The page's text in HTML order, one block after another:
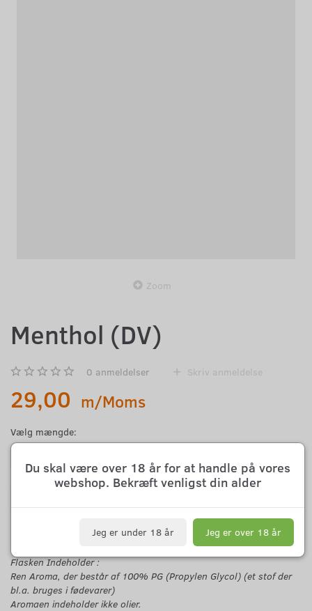
Zoom
Menthol (DV)
0 anmeldelser Skriv anmeldelse
29,00 m/Moms
Vælg mængde:
Menthol Aroma fås i 10 eller 30 ml flaske med børnesikret låg.
Flasken Indeholder :
Ren Aroma, der består af 100% PG (Propylen Glycol) (et stof der
bl.a. bruges i fødevarer)
Aromaen indeholder ikke olier.
Du skal være over 18 år for at handle på vores
webshop. Bekræft venligst din alder
Jeg er under 18 år Jeg er over 18 år